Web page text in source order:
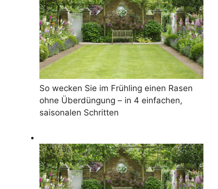
So wecken Sie im Frühling einen Rasen
ohne Überdüngung – in 4 einfachen,
saisonalen Schritten